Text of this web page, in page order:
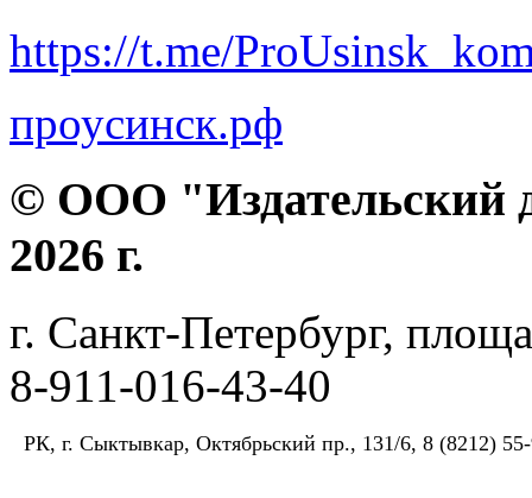
https://t.me/
проусинск.рф
© ООО "Издательский
2026 г.
г. Санкт-Петербург,
8-911-016-43-40
РК, г. Сыктывкар, Октябрьский пр., 131/6, 8 (8212)